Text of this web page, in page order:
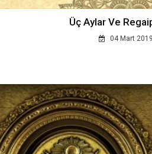
Üç Aylar Ve
04 Mart 2019